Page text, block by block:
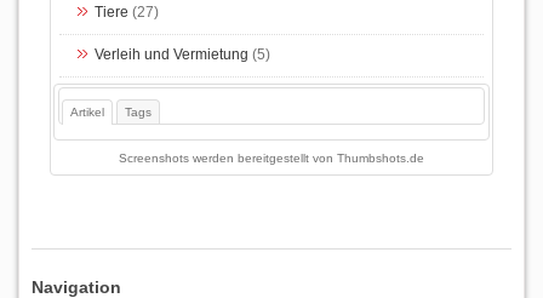
Tiere (27)
Verleih und Vermietung (5)
Artikel Tags
Screenshots werden bereitgestellt von Thumbshots.de
Navigation